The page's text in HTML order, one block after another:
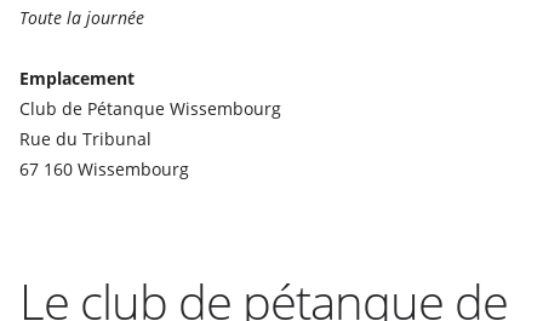
Toute la journée
Emplacement
Club de Pétanque Wissembourg
Rue du Tribunal
67 160 Wissembourg
Le club de pétanque de